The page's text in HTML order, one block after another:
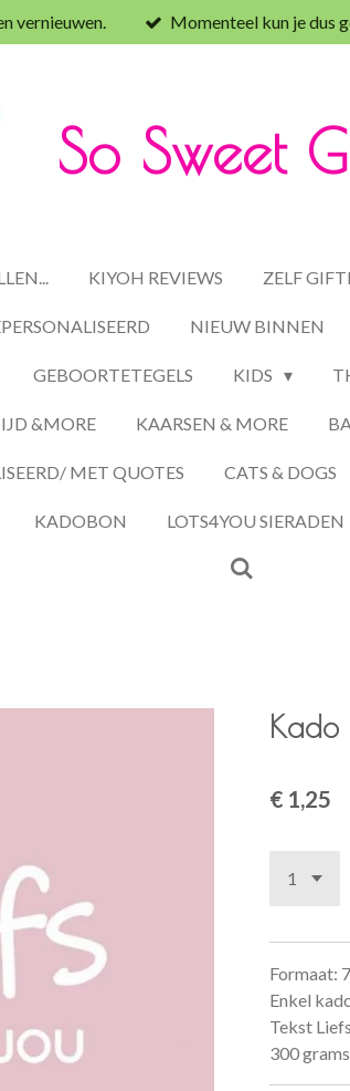
vernieuwen. Momenteel kun je dus
So Sweet
KIYOH REVIEWS ZELF
NIEUW BINNEN
GEBOORTETEGELS KIDS
&MORE KAARSEN & MORE
MET QUOTES CATS & DOGS
KADOBON LOTS4YOU SIERADEN
Kado
€ 1,25
Formaat:
Enkel
Tekst Liefs
300